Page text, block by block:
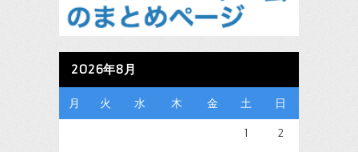
2026年8月
月 火 水 木 金 土 日
1 2